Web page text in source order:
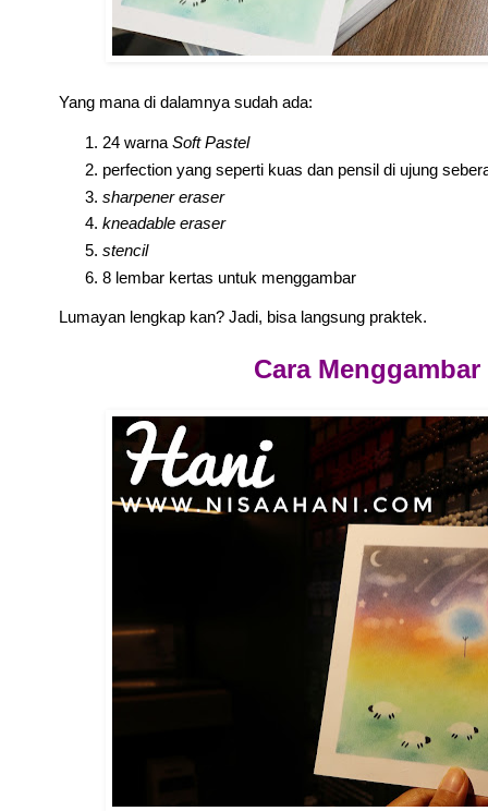
Yang mana di dalamnya sudah ada:
24 warna Soft Pastel
perfection yang seperti kuas dan pensil di ujung
sharpener eraser
kneadable eraser
stencil
8 lembar kertas untuk menggambar
Lumayan lengkap kan? Jadi, bisa langsung praktek.
Cara Menggambar